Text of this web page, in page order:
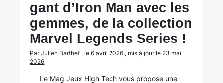
gant d’Iron Man avec les
gemmes, de la collection
Marvel Legends Series !
Par Julien Barthet , le 6 avril 2026 , mis à jour le 23 mai
2026
Le Mag Jeux High Tech vous propose une